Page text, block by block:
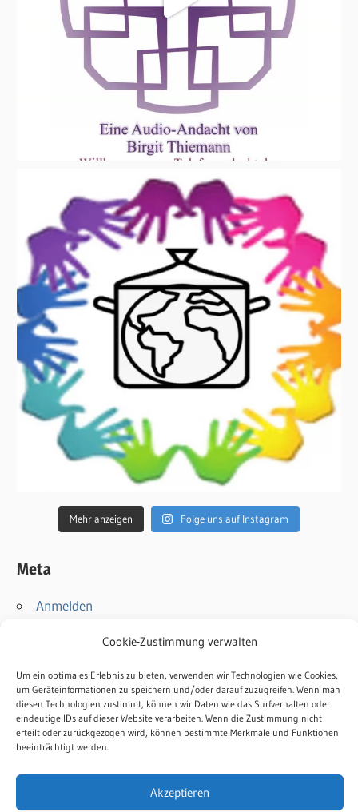
Cookie-Zustimmung verwalten
Um ein optimales Erlebnis zu bieten, verwenden wir Technologien wie Cookies,
um Geräteinformationen zu speichern und/oder darauf zuzugreifen. Wenn man
diesen Technologien zustimmt, können wir Daten wie das Surfverhalten oder
eindeutige IDs auf dieser Website verarbeiten. Wenn die Zustimmung nicht
erteilt oder zurückgezogen wird, können bestimmte Merkmale und Funktionen
beeinträchtigt werden.
Akzeptieren
Mehr anzeigen Folge uns auf Instagram
Meta
Anmelden
Kommentar-Feed
WordPress.org
Kontakt
Impressum